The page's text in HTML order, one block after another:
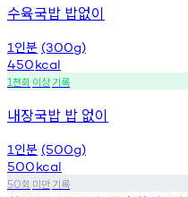
수육국밥 밥없이
1 인분 (300g)
450kcal
1천회 이상기록
내장국밥 밥 없이
1 인분 (500g)
500kcal
50회 미만기록